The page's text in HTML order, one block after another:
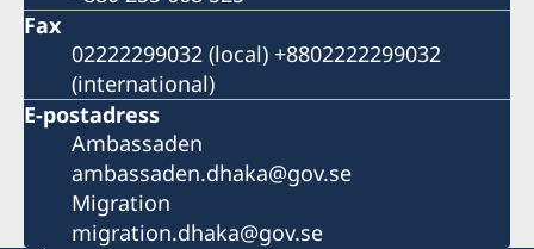
Fax
02222299032 (local) +8802222299032
(international)
E-postadress
Ambassaden
ambassaden.dhaka@gov.se
Migration
migration.dhaka@gov.se